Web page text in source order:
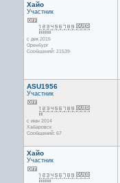
Хайо
Участник
с дек 2015
Оренбург
Сообщений: 21539
ASU1956
Участник
с июн 2014
Хабаровск
Сообщений: 67
Хайо
Участник